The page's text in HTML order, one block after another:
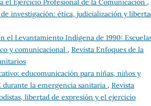
el Ejercicio Profesional de la Comunicación ,
investigación: ética, judicialización y
el Levantamiento Indígena de 1990:
y comunicacional , Revista Enfoques de la
educomunicación para niñas, niños y
durante la emergencia sanitaria , Revista
libertad de expresión y el ejercicio